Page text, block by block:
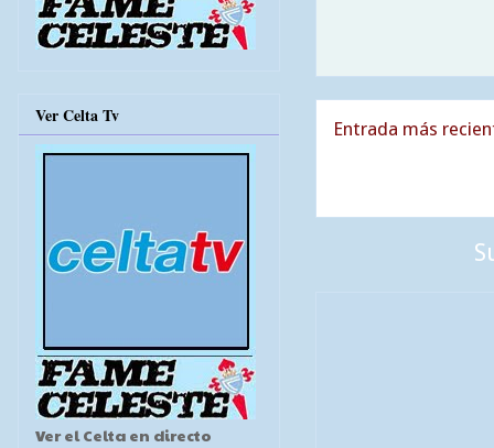
Entrada más
Ver Celta Tv
Ver el Celta en directo